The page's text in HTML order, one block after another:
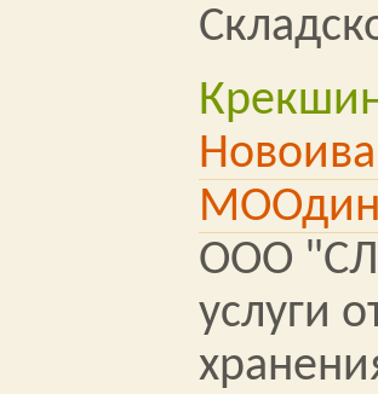
ООО
услуги